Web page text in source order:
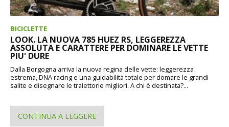
BICICLETTE
LOOK. LA NUOVA 785 HUEZ RS, LEGGEREZZA
ASSOLUTA E CARATTERE PER DOMINARE LE VETTE
PIU' DURE
Dalla Borgogna arriva la nuova regina delle vette: leggerezza
estrema, DNA racing e una guidabilità totale per domare le grandi
salite e disegnare le traiettorie migliori. A chi è destinata?...
CONTINUA A LEGGERE